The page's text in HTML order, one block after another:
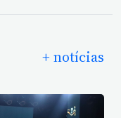
+ notícias